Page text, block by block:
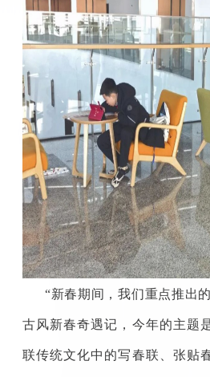
“新春期间，我们重点推出
古风新春奇遇记，今年的主题
联传统文化中的写春联、张贴